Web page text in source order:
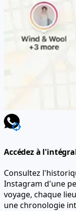
Accédez à
Consultez
Instagram d'une
voyage, chaque
une chronologie